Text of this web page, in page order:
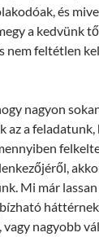
és
a kedvünk
nem feltétlen
nagyon
az a
Mi már
nagyobb